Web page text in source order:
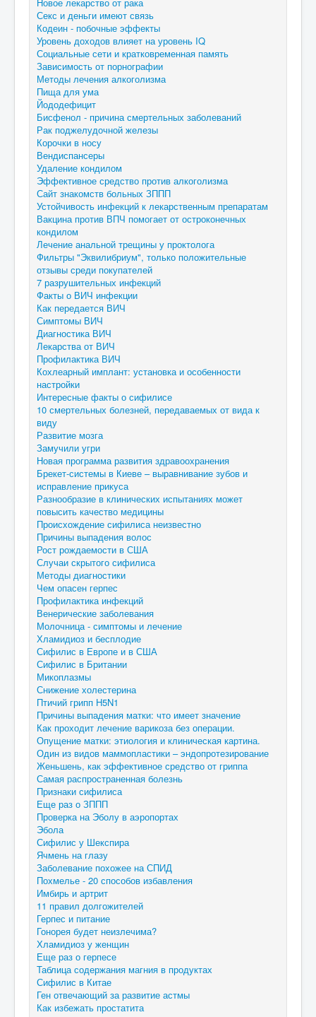
Секс и деньги имеют связь
Кодеин - побочные эффекты
Уровень доходов влияет на уровень IQ
Социальные сети и кратковременная память
Зависимость от порнографии
Методы лечения алкоголизма
Пища для ума
Йододефицит
Бисфенол - причина смертельных заболеваний
Рак поджелудочной железы
Корочки в носу
Вендиспансеры
Удаление кондилом
Эффективное средство против алкоголизма
Сайт знакомств больных ЗППП
Устойчивость инфекций к лекарственным препаратам
Вакцина против ВПЧ помогает от остроконечных
кондилом
Лечение анальной трещины у проктолога
Фильтры "Эквилибриум", только положительные
отзывы среди покупателей
7 разрушительных инфекций
Факты о ВИЧ инфекции
Как передается ВИЧ
Симптомы ВИЧ
Диагностика ВИЧ
Лекарства от ВИЧ
Профилактика ВИЧ
Кохлеарный имплант: установка и особенности
настройки
Интересные факты о сифилисе
10 смертельных болезней, передаваемых от вида к
виду
Развитие мозга
Замучили угри
Новая программа развития здравоохранения
Брекет-системы в Киеве – выравнивание зубов и
исправление прикуса
Разнообразие в клинических испытаниях может
повысить качество медицины
Происхождение сифилиса неизвестно
Причины выпадения волос
Рост рождаемости в США
Случаи скрытого сифилиса
Методы диагностики
Чем опасен герпес
Профилактика инфекций
Венерические заболевания
Молочница - симптомы и лечение
Хламидиоз и бесплодие
Сифилис в Европе и в США
Сифилис в Британии
Микоплазмы
Снижение холестерина
Птичий грипп H5N1
Причины выпадения матки: что имеет значение
Как проходит лечение варикоза без операции.
Опущение матки: этиология и клиническая картина.
Один из видов маммопластики – эндопротезирование
Женьшень, как эффективное средство от гриппа
Самая распространенная болезнь
Признаки сифилиса
Еще раз о ЗППП
Проверка на Эболу в аэропортах
Эбола
Сифилис у Шекспира
Ячмень на глазу
Заболевание похожее на СПИД
Похмелье - 20 способов избавления
Имбирь и артрит
11 правил долгожителей
Герпес и питание
Гонорея будет неизлечима?
Хламидиоз у женщин
Еще раз о герпесе
Таблица содержания магния в продуктах
Сифилис в Китае
Ген отвечающий за развитие астмы
Как избежать простатита